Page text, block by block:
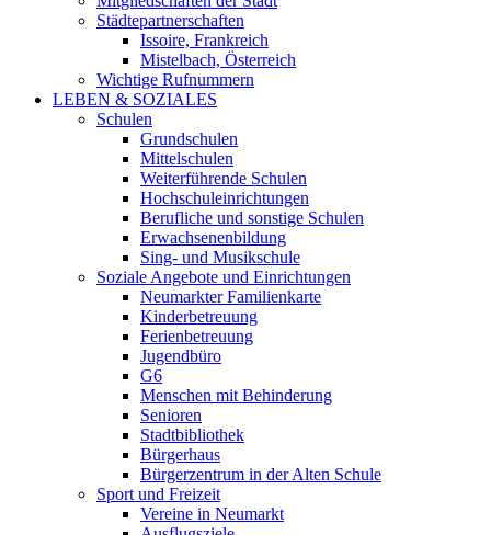
Städtepartnerschaften
Issoire, Frankreich
Mistelbach, Österreich
Wichtige Rufnummern
LEBEN & SOZIALES
Schulen
Grundschulen
Mittelschulen
Weiterführende Schulen
Hochschuleinrichtungen
Berufliche und sonstige Schulen
Erwachsenenbildung
Sing- und Musikschule
Soziale Angebote und Einrichtungen
Neumarkter Familienkarte
Kinderbetreuung
Ferienbetreuung
Jugendbüro
G6
Menschen mit Behinderung
Senioren
Stadtbibliothek
Bürgerhaus
Bürgerzentrum in der Alten Schule
Sport und Freizeit
Vereine in Neumarkt